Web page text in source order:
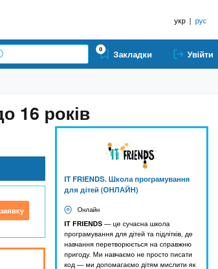
укр | рус
0 Закладки Увійти
16 років
IT FRIENDS. Школа програмування
для дітей (ОНЛАЙН)
Онлайн
IT FRIENDS — це сучасна школа
програмування для дітей та підлітків, де
навчання перетворюється на справжню
пригоду. Ми навчаємо не просто писати
код — ми допомагаємо дітям мислити як